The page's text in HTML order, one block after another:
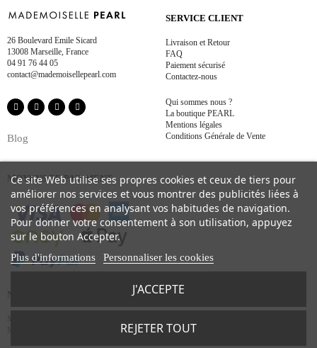
26 Boulevard Emile Sicard
13008 Marseille, France
04 91 76 44 05
contact@mademoisellepearl.com
Blog
SERVICE CLIENT
Livraison et Retour
FAQ
Paiement sécurisé
Contactez-nous
Qui sommes nous ?
La boutique PEARL
Mentions légales
Conditions Générale de Vente
MOYENS DE PAIEMENT
NOS MARQUES
Dmn -Maison Rabih Kayrouz
Ce site Web utilise ses propres cookies et ceux de tiers pour
améliorer nos services et vous montrer des publicités liées à
vos préférences en analysant vos habitudes de navigation.
Pour donner votre consentement à son utilisation, appuyez
sur le bouton Accepter.
Plus d'informations Personnaliser les cookies
REJETER TOUT
J'ACCEPTE